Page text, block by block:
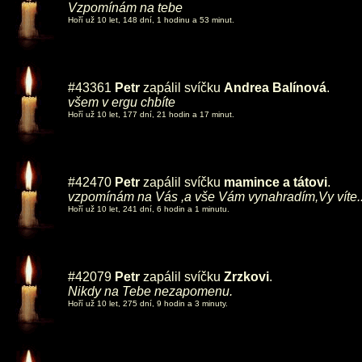
Vzpomínám na tebe
Hoří už 10 let, 148 dní, 1 hodinu a 53 minut.
#43361 Petr zapálil svíčku Andrea Balínová.
všem v ergu chbíte
Hoří už 10 let, 177 dní, 21 hodin a 17 minut.
#42470 Petr zapálil svíčku mamince a tátovi.
vzpomínám na Vás ,a vše Vám vynahradím,Vy
Hoří už 10 let, 241 dní, 6 hodin a 1 minutu.
#42079 Petr zapálil svíčku Zrzkovi.
Nikdy na Tebe nezapomenu.
Hoří už 10 let, 275 dní, 9 hodin a 3 minuty.